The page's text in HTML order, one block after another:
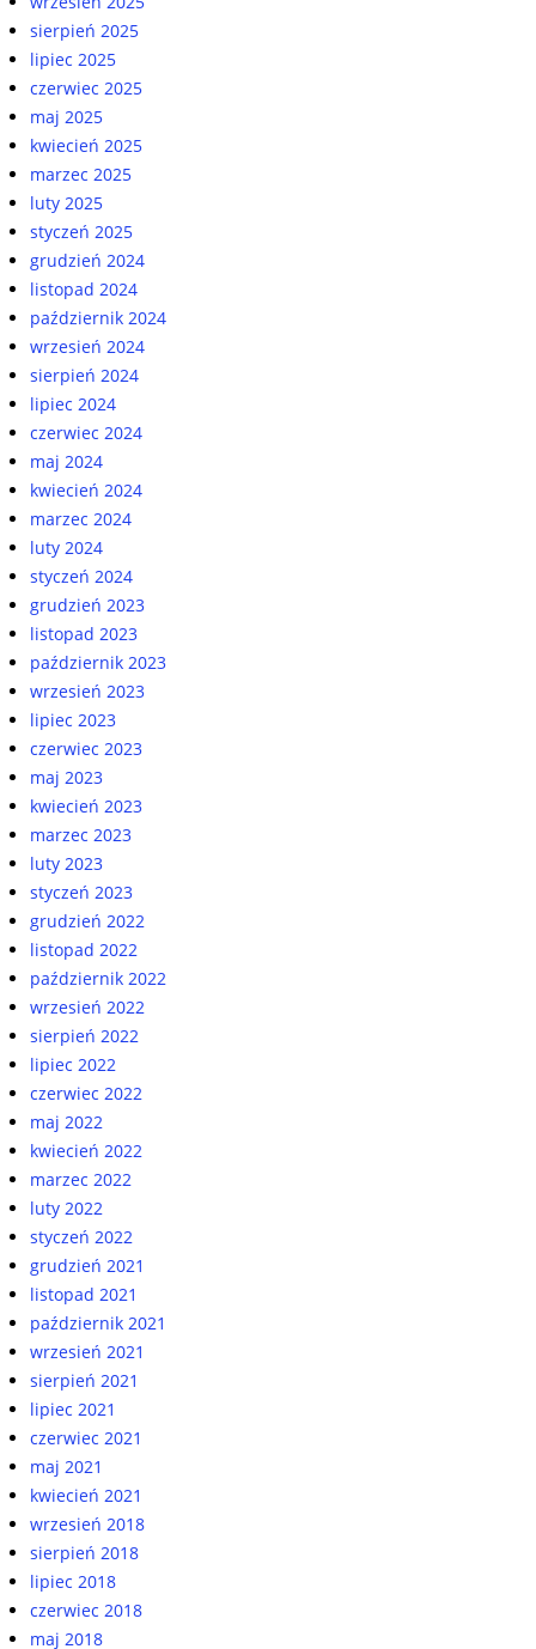
sierpień 2025
lipiec 2025
czerwiec 2025
maj 2025
kwiecień 2025
marzec 2025
luty 2025
styczeń 2025
grudzień 2024
listopad 2024
październik 2024
wrzesień 2024
sierpień 2024
lipiec 2024
czerwiec 2024
maj 2024
kwiecień 2024
marzec 2024
luty 2024
styczeń 2024
grudzień 2023
listopad 2023
październik 2023
wrzesień 2023
lipiec 2023
czerwiec 2023
maj 2023
kwiecień 2023
marzec 2023
luty 2023
styczeń 2023
grudzień 2022
listopad 2022
październik 2022
wrzesień 2022
sierpień 2022
lipiec 2022
czerwiec 2022
maj 2022
kwiecień 2022
marzec 2022
luty 2022
styczeń 2022
grudzień 2021
listopad 2021
październik 2021
wrzesień 2021
sierpień 2021
lipiec 2021
czerwiec 2021
maj 2021
kwiecień 2021
wrzesień 2018
sierpień 2018
lipiec 2018
czerwiec 2018
maj 2018